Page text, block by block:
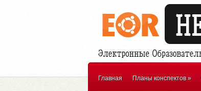
Главная Планы конспектов»